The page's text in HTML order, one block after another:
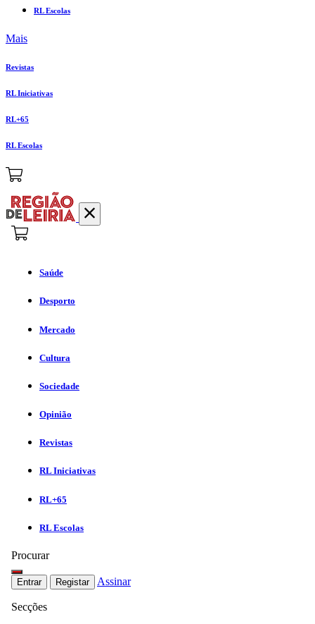
RL Escolas
Mais
Revistas
RL Iniciativas
RL+65
RL Escolas
Saúde
Desporto
Mercado
Cultura
Sociedade
Opinião
Revistas
RL Iniciativas
RL+65
RL Escolas
Procurar
Entrar Registar Assinar
Secções